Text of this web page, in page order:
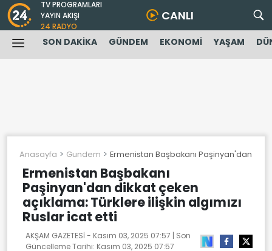
TV PROGRAMLARI
YAYIN AKIŞI
24 RADYO
CANLI
SON DAKİKA GÜNDEM EKONOMİ YAŞAM
Anasayfa Gundem Ermenistan Başbakanı Paşinyan'dan
Ermenistan Başbakanı
Paşinyan'dan dikkat çeken
açıklama: Türklere ilişkin algımızı
Ruslar icat etti
AKŞAM GAZETESİ - Kasım 03, 2025 07:57 | Son
Güncelleme Tarihi: Kasım 03, 2025 07:57